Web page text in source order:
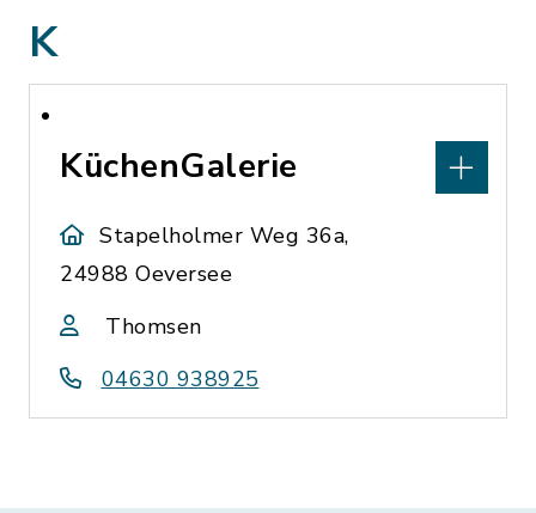
K
KüchenGalerie
Stapelholmer Weg 36a,
24988 Oeversee
Thomsen
04630 938925